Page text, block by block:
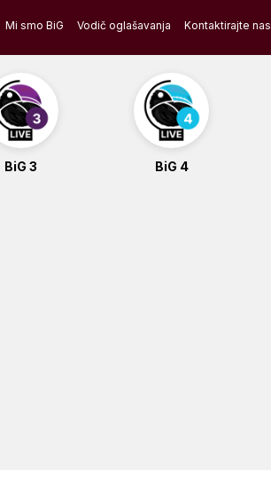
Mi smo BiG Vodič oglašavanja Kontaktirajte nas
BiG 3 BiG 4